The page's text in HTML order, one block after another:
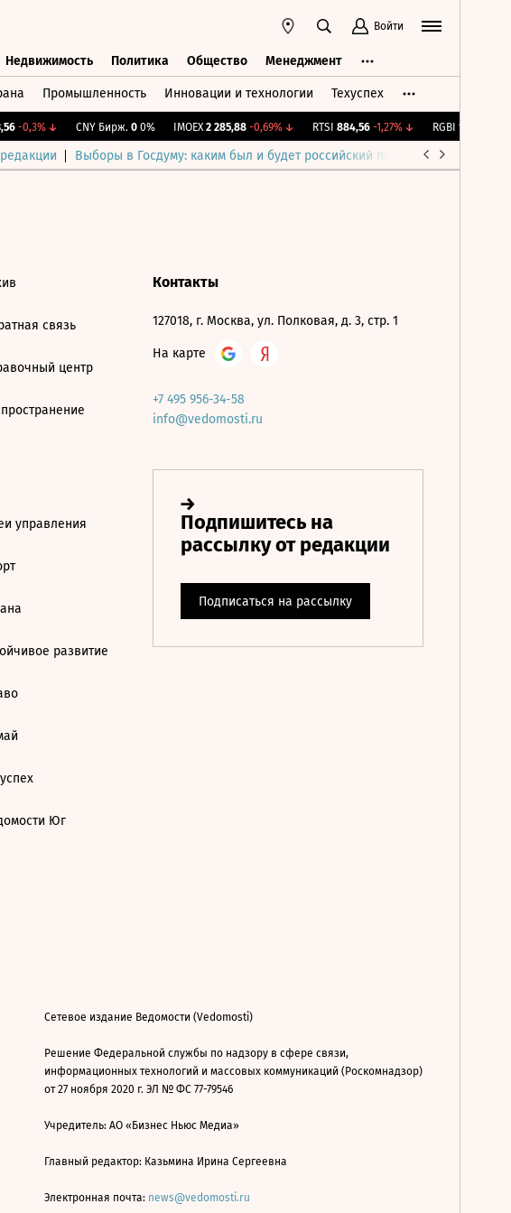
Войти
Недвижимость Политика Общество Менеджмент
Промышленность Инновации и технологии Техуспех
-0,3%↓ CNY Бирж. 0 0% IMOEX 2 285,88 -0,69%↓ RTSI 884,56 -1,27%↓ RGBI 115,39
Выборы в Госдуму: каким был и будет российский парламент
связь
центр
управления
развитие
Юг
Контакты
127018, г. Москва, ул. Полковая, д. 3, стр. 1
На карте
+7 495 956-34-58
info@vedomosti.ru
Сетевое издание Ведомости (Vedomosti)
Решение Федеральной службы по надзору в сфере связи,
информационных технологий и массовых коммуникаций (Роскомнадзор)
от 27 ноября 2020 г. ЭЛ № ФС 77-79546
Учредитель: АО «Бизнес Ньюс Медиа»
Главный редактор: Казьмина Ирина Сергеевна
Электронная почта: news@vedomosti.ru